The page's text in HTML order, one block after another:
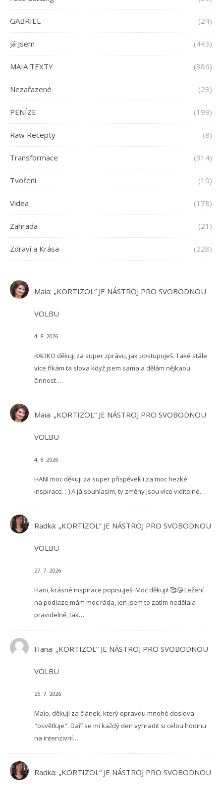
GABRIEL (24)
Já Jsem (443)
MAIA TEXTY (386)
Nezařazené (23)
PENÍZE (199)
Raw Recepty (8)
Transformace (314)
Tvoření (10)
Videa (178)
Zahrada (21)
Zdraví a Krása (228)
Maia: „KORTIZOL“ JE NÁSTROJ PRO SVOBODNOU
VOLBU
4. 8. 2026
RADKO děkuji za super zprávu, jak postupuješ. Také stále
více říkám ta slova když jsem sama a dělám nějkaou
činnost.…
Maia: „KORTIZOL“ JE NÁSTROJ PRO SVOBODNOU
VOLBU
4. 8. 2026
HANI moc děkuji za super příspěvek i za moc hezké
inspirace. :-) A já souhlasím, ty změny jsou více viditelné.…
Radka: „KORTIZOL“ JE NÁSTROJ PRO SVOBODNOU
VOLBU
27. 7. 2026
Hani, krásné inspirace popisuješ! Moc děkuji! 🥰😘 Ležení
na podlaze mám moc ráda, jen jsem to zatím nedělala
pravidelně, tak…
Hana: „KORTIZOL“ JE NÁSTROJ PRO SVOBODNOU
VOLBU
25. 7. 2026
Maio, děkuji za článek, který opravdu mnohé doslova
"osvětluje". Daří se mi každý den vyhradit si celou hodinu
na intenzivní…
Radka: „KORTIZOL“ JE NÁSTROJ PRO SVOBODNOU